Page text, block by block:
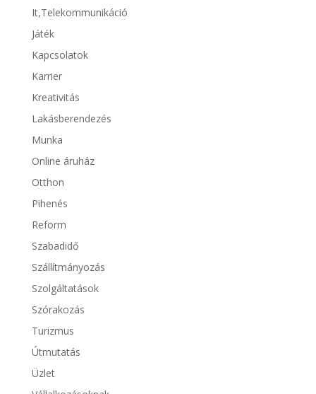
It,Telekommunikáció
Játék
Kapcsolatok
Karrier
Kreativitás
Lakásberendezés
Munka
Online áruház
Otthon
Pihenés
Reform
Szabadidő
Szállítmányozás
Szolgáltatások
Szórakozás
Turizmus
Útmutatás
Üzlet